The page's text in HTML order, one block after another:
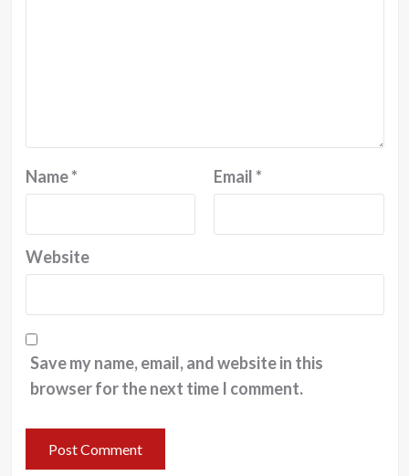
Name* Email*
Website
Save my name, email, and website in this
browser for the next time I comment.